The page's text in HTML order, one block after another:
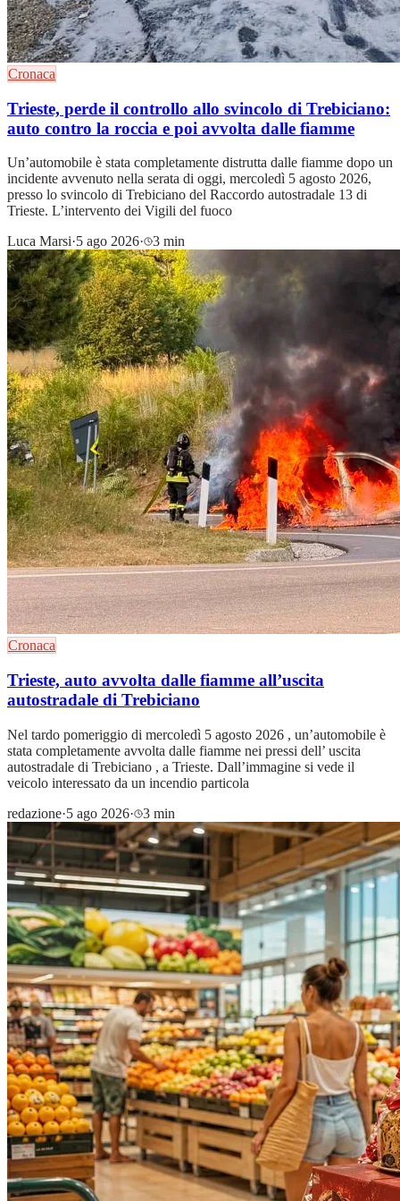
Cronaca
Trieste, perde il controllo allo svincolo di Trebiciano:
auto contro la roccia e poi avvolta dalle fiamme
Un’automobile è stata completamente distrutta dalle fiamme dopo un
incidente avvenuto nella serata di oggi, mercoledì 5 agosto 2026,
presso lo svincolo di Trebiciano del Raccordo autostradale 13 di
Trieste. L’intervento dei Vigili del fuoco
Luca Marsi·5 ago 2026· 3 min
Cronaca
Trieste, auto avvolta dalle fiamme all’uscita
autostradale di Trebiciano
Nel tardo pomeriggio di mercoledì 5 agosto 2026 , un’automobile è
stata completamente avvolta dalle fiamme nei pressi dell’ uscita
autostradale di Trebiciano , a Trieste. Dall’immagine si vede il
veicolo interessato da un incendio particola
redazione·5 ago 2026· 3 min